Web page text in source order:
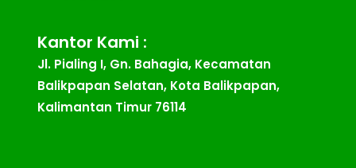
Kantor Kami :
Jl. Pialing I, Gn. Bahagia, Kecamatan
Balikpapan Selatan, Kota Balikpapan,
Kalimantan Timur 76114